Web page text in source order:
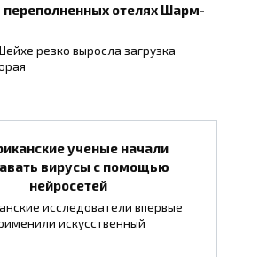
переполненных отелях Шарм-
резко выросла загрузка
ученые начали
вирусы с помощью
нейросетей
исследователи впервые
искусственный